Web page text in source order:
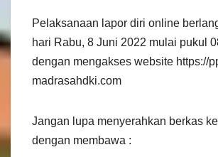
Pelaksanaan lapor diri online
hari Rabu, 8 Juni 2022 mulai pukul
dengan mengakses website https://
madrasahdki.com
Jangan lupa menyerahkan berkas
dengan membawa :